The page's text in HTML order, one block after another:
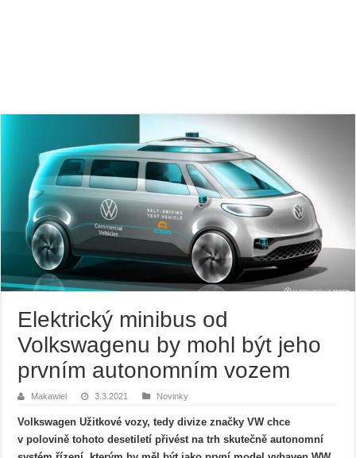
Elektrický minibus od
Volkswagenu by mohl být jeho
prvním autonomním vozem
Makawiel 3.3.2021 Novinky
Volkswagen Užitkové vozy, tedy divize značky VW chce
v polovině tohoto desetiletí přivést na trh skutečně autonomní